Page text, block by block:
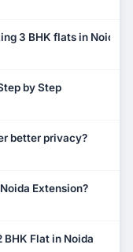
3 BHK flats in Noida?
by Step
better privacy?
Extension?
BHK Flat in Noida